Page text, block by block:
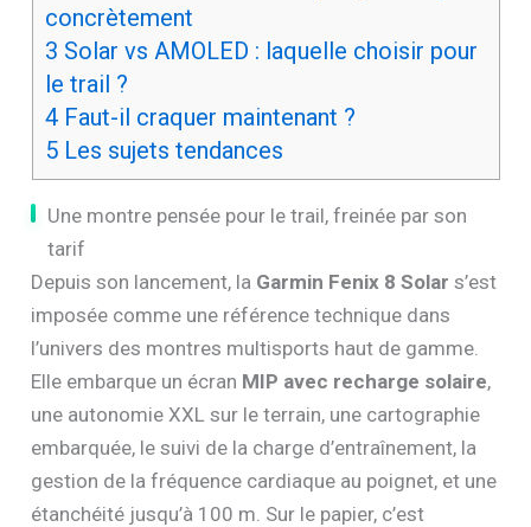
concrètement
3 Solar vs AMOLED : laquelle choisir pour
le trail ?
4Faut-il craquer maintenant ?
5Les sujets tendances
Une montre pensée pour le trail, freinée par son
tarif
Depuis son lancement, la Garmin Fenix 8 Solar s’est
imposée comme une référence technique dans
l’univers des montres multisports haut de gamme.
Elle embarque un écran MIP avec recharge solaire,
une autonomie XXL sur le terrain, une cartographie
embarquée, le suivi de la charge d’entraînement, la
gestion de la fréquence cardiaque au poignet, et une
étanchéité jusqu’à 100 m. Sur le papier, c’est